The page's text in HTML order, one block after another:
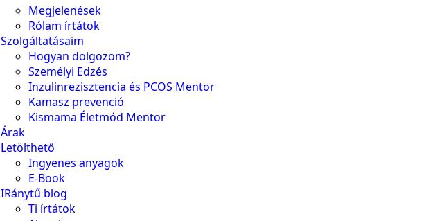
Megjelenések
Rólam írtátok
Szolgáltatásaim
Hogyan dolgozom?
Személyi Edzés
Inzulinrezisztencia és PCOS Mentor
Kamasz prevenció
Kismama Életmód Mentor
Árak
Letölthető
Ingyenes anyagok
E-Book
IRánytű blog
Ti írtátok